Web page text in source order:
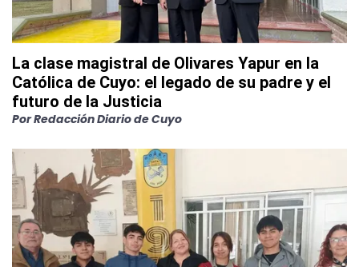
La clase magistral de Olivares Yapur en la
Católica de Cuyo: el legado de su padre y el
futuro de la Justicia
PorRedacción Diario de Cuyo